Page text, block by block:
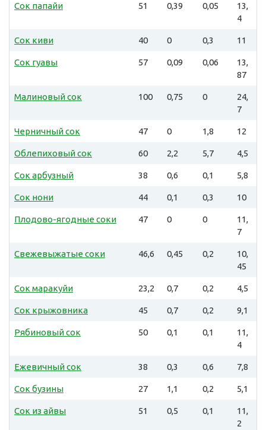
Сок папайи 51 0,39 0,05
13,
4
Сок киви 40 0 0,3 11
Сок гуавы 57 0,09 0,06
13,
87
Малиновый сок 100 0,75 0
24,
7
Черничный сок 47 0 1,8 12
Облепиховый сок 60 2,2 5,7 4,5
Сок арбузный 38 0,6 0,1 5,8
Сок нони 44 0,1 0,3 10
Плодово-ягодные соки 47 0 0
11,
7
Свежевыжатые соки 46,6 0,45 0,2
10,
45
Cок маракуйи 23,2 0,7 0,2 4,5
Сок крыжовника 45 0,7 0,2 9,1
Рябиновый сок 50 0,1 0,1
11,
4
Ежевичный сок 38 0,3 0,6 7,8
Сок бузины 27 1,1 0,2 5,1
Сок из айвы 51 0,5 0,1
11,
2